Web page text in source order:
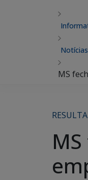
Notícias
MS